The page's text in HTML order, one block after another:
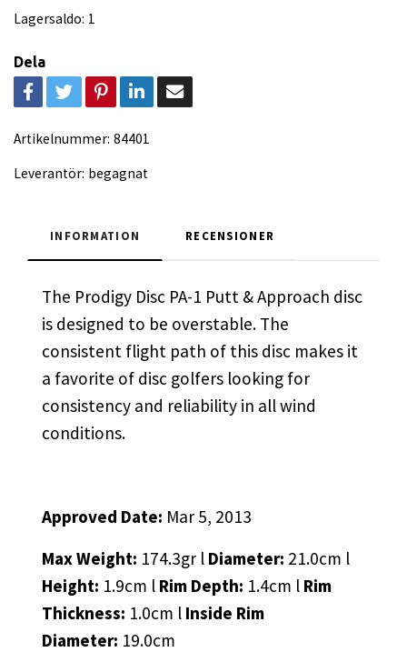
Lagersaldo: 1
Dela
Artikelnummer: 84401
Leverantör: begagnat
INFORMATION RECENSIONER
The Prodigy Disc PA-1 Putt & Approach disc
is designed to be overstable. The
consistent flight path of this disc makes it
a favorite of disc golfers looking for
consistency and reliability in all wind
conditions.
Approved Date: Mar 5, 2013
Max Weight: 174.3gr l Diameter: 21.0cm l
Height: 1.9cm l Rim Depth: 1.4cm l Rim
Thickness: 1.0cm l Inside Rim
Diameter: 19.0cm